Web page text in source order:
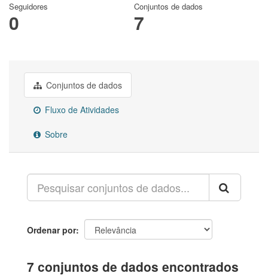
Seguidores
0
Conjuntos de dados
7
Conjuntos de dados
Fluxo de Atividades
Sobre
Ordenar por
7 conjuntos de dados encontrados